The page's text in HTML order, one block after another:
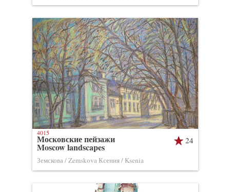
24
Московские пейзажи
Moscow landscapes
Земскова / Zemskova Ксения / Ksenia
4015